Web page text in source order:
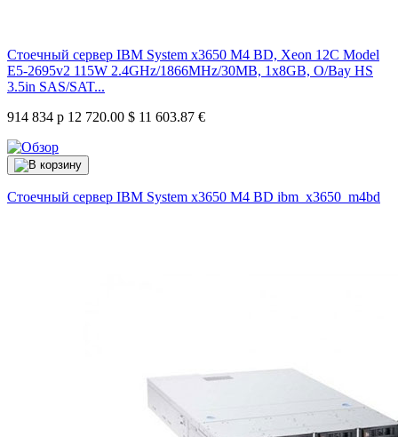
Стоечный сервер IBM System x3650 M4 BD, Xeon 12C Model
E5-2695v2 115W 2.4GHz/1866MHz/30MB, 1x8GB, O/Bay HS
3.5in SAS/SAT...
914 834 р 12 720.00 $ 11 603.87 €
Стоечный сервер IBM System x3650 M4 BD ibm_x3650_m4bd